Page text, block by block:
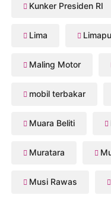
Kunker Presiden RI
Lima
Maling Motor
mobil terbakar
Muara Beliti
Muratara
Musi Rawas